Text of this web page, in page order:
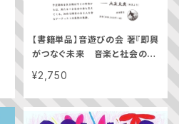
【書籍単品】音遊びの会 著『即興
がつなぐ未来 音楽と社会の狭
¥2,750